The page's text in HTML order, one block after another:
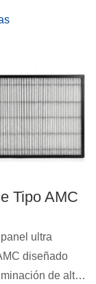
Tipo AMC
ultra
diseñado
de alta